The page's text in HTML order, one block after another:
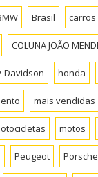
Brasil carros
COLUNA JOÃO
Davidson honda
mais vendidas
motos
Peugeot Porsche